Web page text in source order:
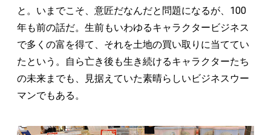
と。いまでこそ、意匠だなんだと問題になるが、100
年も前の話だ。生前もいわゆるキャラクタービジネス
で多くの富を得て、それを土地の買い取りに当ててい
たという。自ら亡き後も生き続けるキャラクターたち
の未来までも、見据えていた素晴らしいビジネスウー
マンでもある。